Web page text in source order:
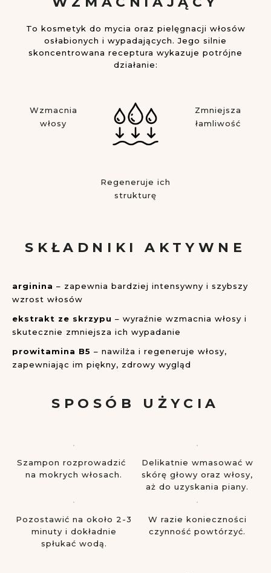
To kosmetyk do mycia oraz pielęgnacji włosów
osłabionych i wypadających. Jego silnie
skoncentrowana receptura wykazuje potrójne
działanie:
Wzmacnia
włosy
Regeneruje ich
strukturę
Zmniejsza
łamliwość
SKŁADNIKI AKTYWNE
arginina – zapewnia bardziej intensywny i szybszy
wzrost włosów
ekstrakt ze skrzypu – wyraźnie wzmacnia włosy i
skutecznie zmniejsza ich wypadanie
prowitamina B5 – nawilża i regeneruje włosy,
zapewniając im piękny, zdrowy wygląd
SPOSÓB UŻYCIA
Szampon rozprowadzić
na mokrych włosach.
Delikatnie wmasować w
skórę głowy oraz włosy,
aż do uzyskania piany.
Pozostawić na około 2-3
minuty i dokładnie
spłukać wodą.
W razie konieczności
czynność powtórzyć.